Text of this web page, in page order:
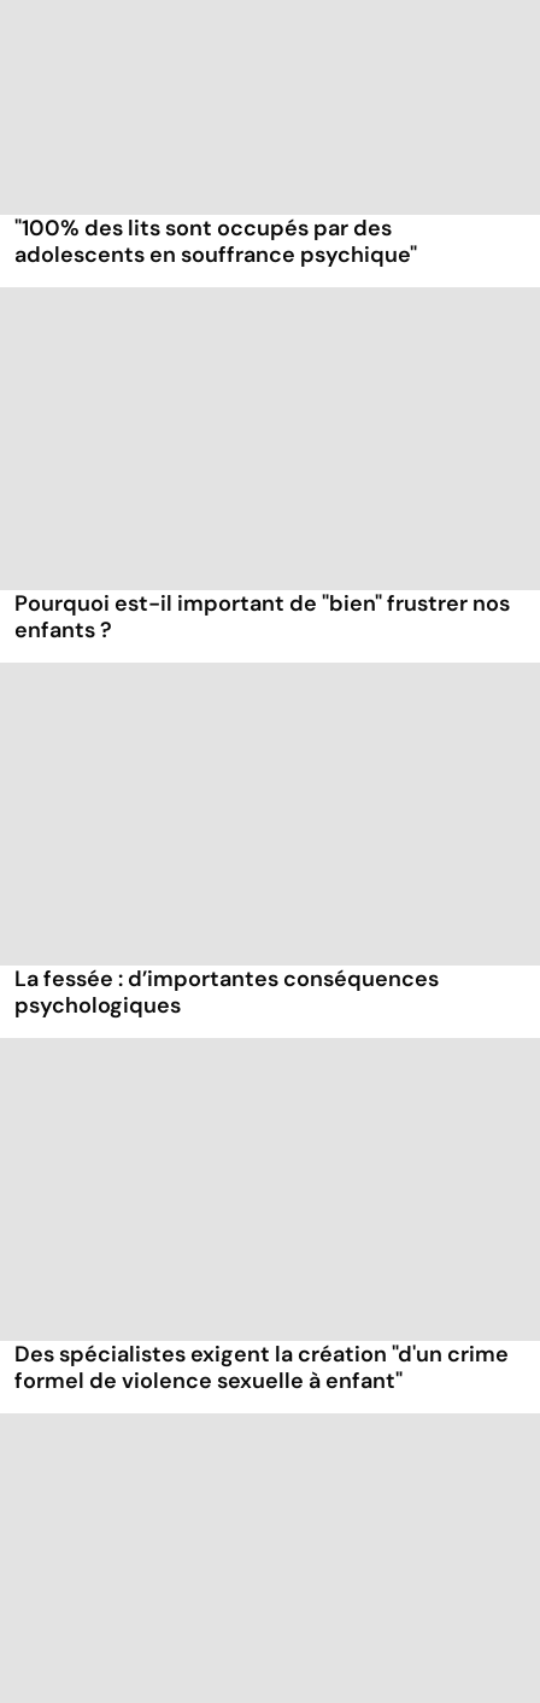
"100% des lits sont occupés par des
adolescents en souffrance psychique"
Pourquoi est-il important de "bien" frustrer nos
enfants ?
La fessée : d’importantes conséquences
psychologiques
Des spécialistes exigent la création "d'un crime
formel de violence sexuelle à enfant"